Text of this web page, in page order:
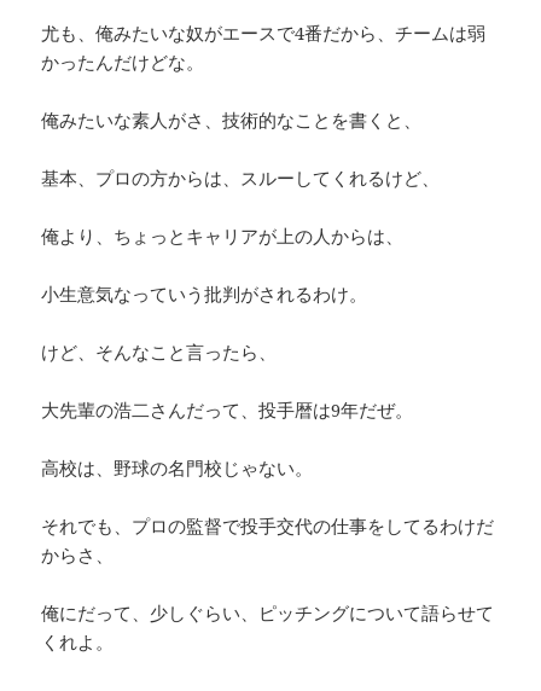
尤も、俺みたいな奴がエースで4番だから、チームは弱
かったんだけどな。
俺みたいな素人がさ、技術的なことを書くと、
基本、プロの方からは、スルーしてくれるけど、
俺より、ちょっとキャリアが上の人からは、
小生意気なっていう批判がされるわけ。
けど、そんなこと言ったら、
大先輩の浩二さんだって、投手暦は9年だぜ。
高校は、野球の名門校じゃない。
それでも、プロの監督で投手交代の仕事をしてるわけだ
からさ、
俺にだって、少しぐらい、ピッチングについて語らせて
くれよ。